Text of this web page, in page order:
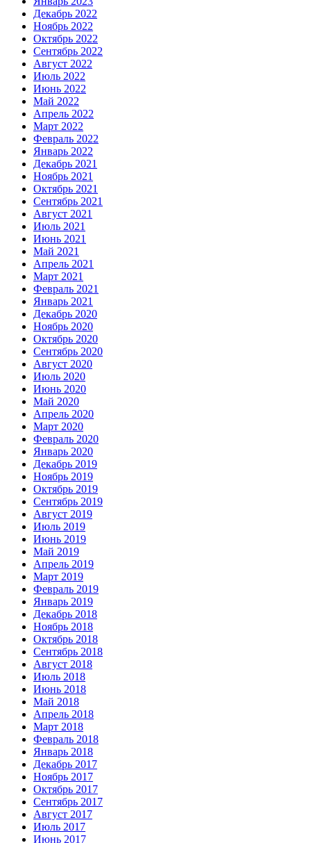
Декабрь 2022
Ноябрь 2022
Октябрь 2022
Сентябрь 2022
Август 2022
Июль 2022
Июнь 2022
Май 2022
Апрель 2022
Март 2022
Февраль 2022
Январь 2022
Декабрь 2021
Ноябрь 2021
Октябрь 2021
Сентябрь 2021
Август 2021
Июль 2021
Июнь 2021
Май 2021
Апрель 2021
Март 2021
Февраль 2021
Январь 2021
Декабрь 2020
Ноябрь 2020
Октябрь 2020
Сентябрь 2020
Август 2020
Июль 2020
Июнь 2020
Май 2020
Апрель 2020
Март 2020
Февраль 2020
Январь 2020
Декабрь 2019
Ноябрь 2019
Октябрь 2019
Сентябрь 2019
Август 2019
Июль 2019
Июнь 2019
Май 2019
Апрель 2019
Март 2019
Февраль 2019
Январь 2019
Декабрь 2018
Ноябрь 2018
Октябрь 2018
Сентябрь 2018
Август 2018
Июль 2018
Июнь 2018
Май 2018
Апрель 2018
Март 2018
Февраль 2018
Январь 2018
Декабрь 2017
Ноябрь 2017
Октябрь 2017
Сентябрь 2017
Август 2017
Июль 2017
Июнь 2017